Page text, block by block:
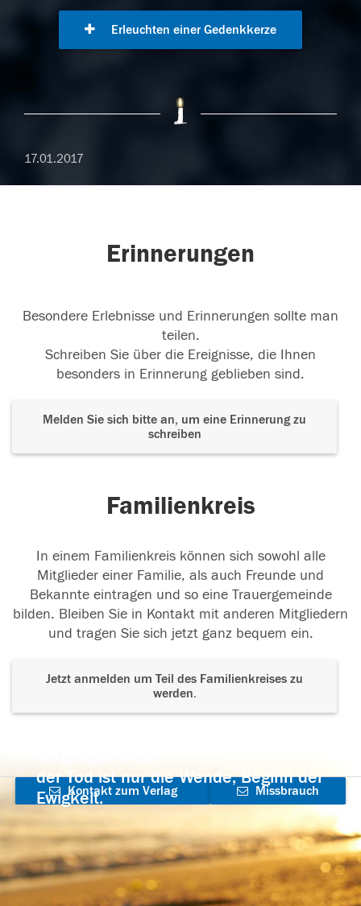
Erleuchten einer Gedenkkerze
17.01.2017
Erinnerungen
Besondere Erlebnisse und Erinnerungen sollte man
teilen.
Schreiben Sie über die Ereignisse, die Ihnen
besonders in Erinnerung geblieben sind.
Melden Sie sich bitte an, um eine Erinnerung zu
schreiben
Familienkreis
In einem Familienkreis können sich sowohl alle
Mitglieder einer Familie, als auch Freunde und
Bekannte eintragen und so eine Trauergemeinde
bilden. Bleiben Sie in Kontakt mit anderen Mitgliedern
und tragen Sie sich jetzt ganz bequem ein.
Jetzt anmelden um Teil des Familienkreises zu
werden.
der Tod ist nur die Wende, Beginn der
Ewigkeit.
Kontakt zum Verlag
aufnehmen
Missbrauch